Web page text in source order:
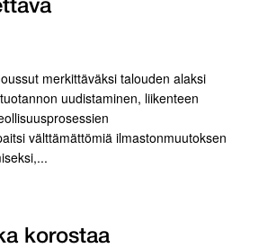
merkittäväksi talouden alaksi
uudistaminen, liikenteen
välttämättömiä ilmastonmuutoksen
korostaa